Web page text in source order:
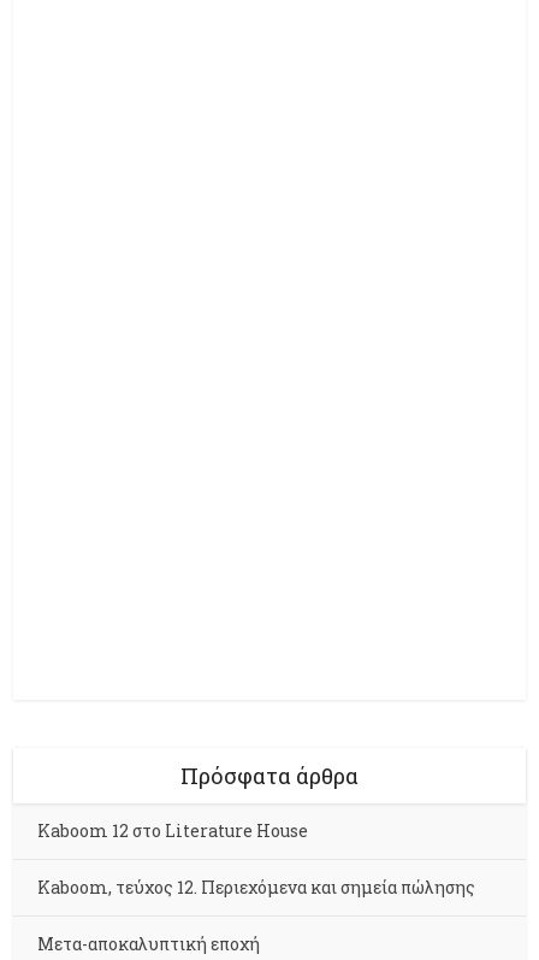
Πρόσφατα άρθρα
Kaboom 12 στο Literature House
Kaboom, τεύχος 12. Περιεχόμενα και σημεία πώλησης
Μετα-αποκαλυπτική εποχή